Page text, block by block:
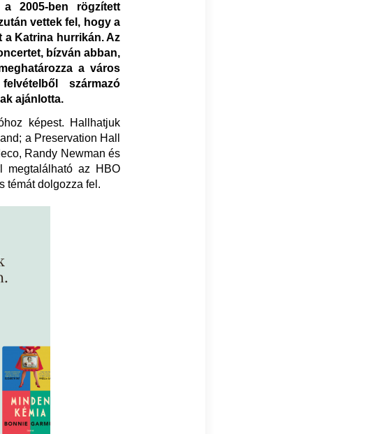
2005-ben rögzített
vettek fel, hogy a
a Katrina hurrikán. Az
bízván abban,
a város
származó
ajánlotta.
képest. Hallhatjuk
a Preservation Hall
Randy Newman és
megtalálható az HBO
témát dolgozza fel.